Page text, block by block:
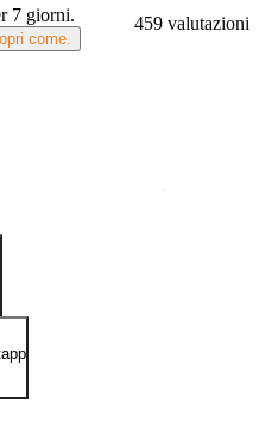
459 valutazioni
7 giorni.
come.